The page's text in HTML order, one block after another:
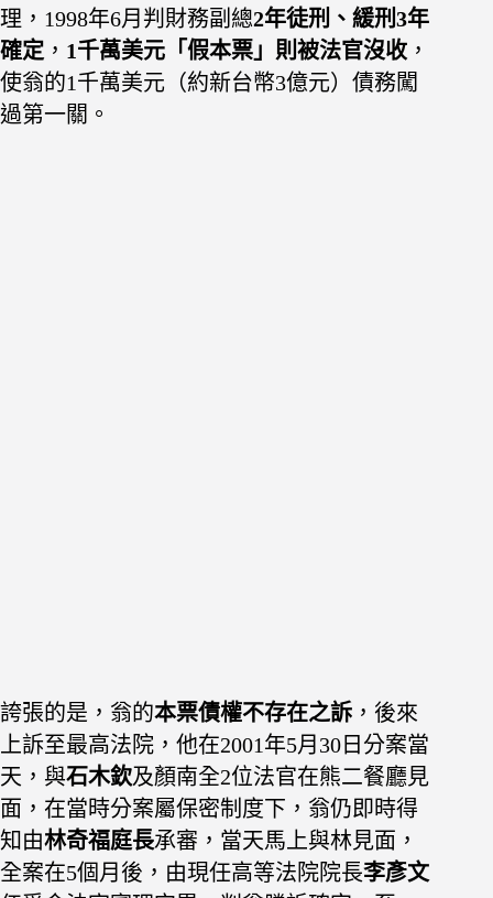
理，1998年6月判財務副總2年徒刑、緩刑3年
確定 ， 1千萬美元「假本票」則被法官沒收 ，
使翁的1千萬美元（約新台幣3億元）債務闖
過第一關。
誇張的是，翁的本票債權不存在之訴 ，後來
上訴至最高法院，他在2001年5月30日分案當
天，與石木欽及顏南全2位法官在熊二餐廳見
面，在當時分案屬保密制度下，翁仍即時得
知由林奇福庭長承審，當天馬上與林見面，
全案在5個月後，由現任高等法院院長李彥文